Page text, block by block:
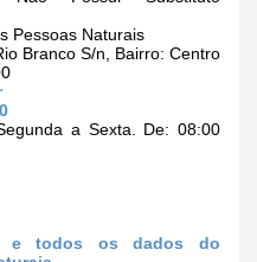
Pessoas Naturais
Branco S/n, Bairro: Centro
a Sexta. De: 08:00
e todos os dados do